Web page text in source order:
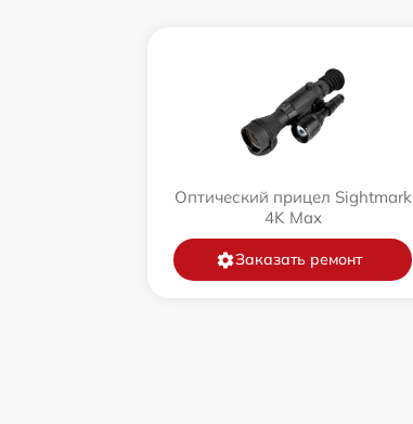
Оптический прицел Sightmark
4K Max
Заказать ремонт